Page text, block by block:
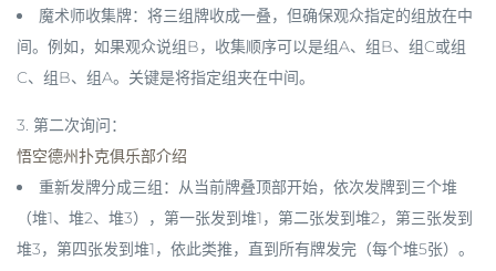
魔术师收集牌：将三组牌收成一叠，但确保观众指定的组放在中
间。例如，如果观众说组B，收集顺序可以是组A、组B、组C或组
C、组B、组A。关键是将指定组夹在中间。
3. 第二次询问：
悟空德州扑克俱乐部介绍
重新发牌分成三组：从当前牌叠顶部开始，依次发牌到三个堆
（堆1、堆2、堆3），第一张发到堆1，第二张发到堆2，第三张发到
堆3，第四张发到堆1，依此类推，直到所有牌发完（每个堆5张）。